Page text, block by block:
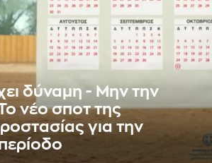
δύναμη - Μην την
νέο σποτ της
για την